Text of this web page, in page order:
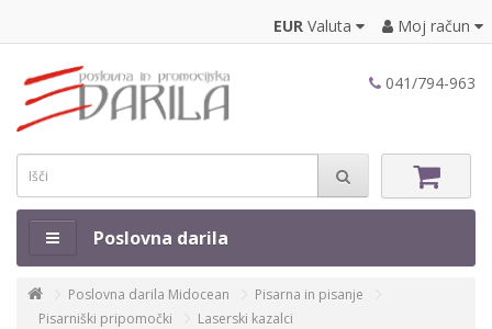
EUR Valuta Moj račun
041/794-963
Poslovna darila
Poslovna darila Midocean
Pisarna in pisanje
Pisarniški pripomočki
Laserski kazalci